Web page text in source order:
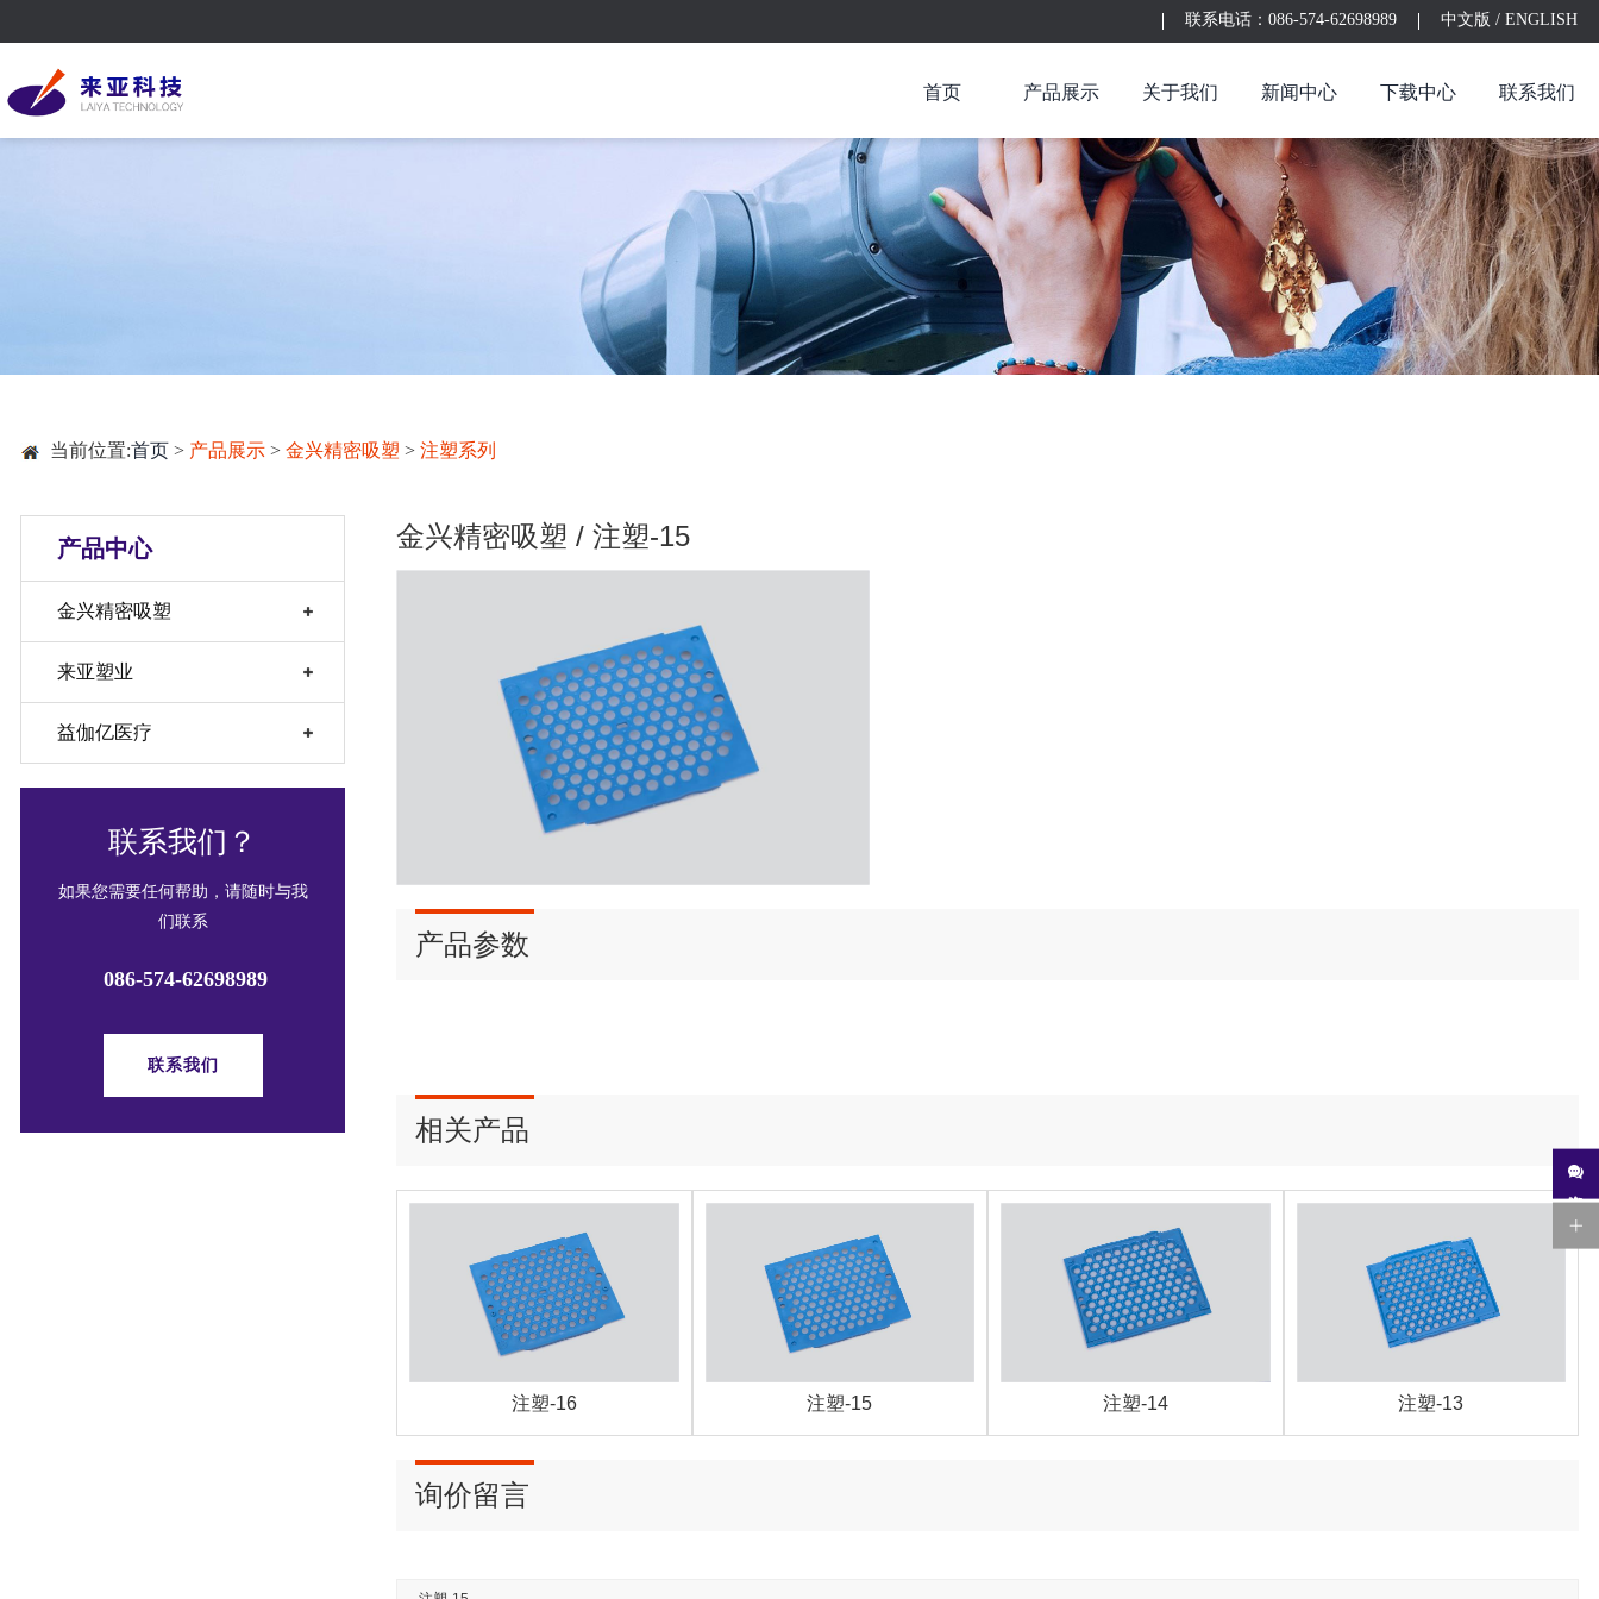
联系电话：086-574-62698989 中文版 / ENGLISH
首页 产品展示
金兴精密吸塑
透镜系列
镜头系列
棱镜系列
注塑系列
来亚塑业
分类01
益伽亿医疗
医疗机械吸塑包装盒
医疗器械类注塑配件
关于我们
企业简介 生产设备 企业文化
新闻中心
公司动态 行业新闻
下载中心 联系我们
联系方式 留言反馈
当前位置:首页 > 产品展示 > 金兴精密吸塑 > 注塑系列
产品中心
金兴精密吸塑
来亚塑业
益伽亿医疗
联系我们？
如果您需要任何帮助，请随时与我
们联系
086-574-62698989
联系我们
金兴精密吸塑 / 注塑-15
产品参数
相关产品
注塑-16 注塑-15 注塑-14 注塑-13
询价留言